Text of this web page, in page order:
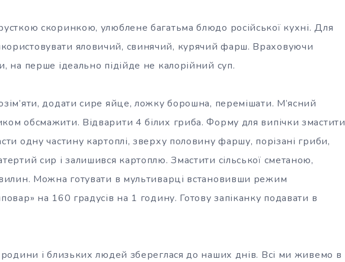
скоринкою, улюблене багатьма блюдо російської кухні. Для
яловичий, свинячий, курячий фарш. Враховуючи
на перше ідеально підійде не калорійний суп.
додати сире яйце, ложку борошна, перемішати. М’ясний
обсмажити. Відварити 4 білих гриба. Форму для випічки змастити
одну частину картоплі, зверху половину фаршу, порізані гриби,
сир і залишився картоплю. Змастити сільської сметаною,
Можна готувати в мультиварці встановивши режим
на 160 градусів на 1 годину. Готову запіканку подавати в
родини і близьких людей збереглася до наших днів. Всі ми живемо в